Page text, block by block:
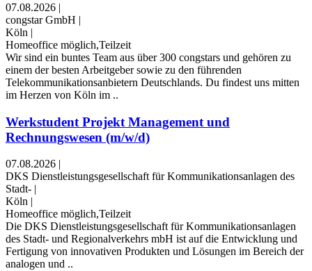
07.08.2026 |
congstar GmbH |
Köln |
Homeoffice möglich,Teilzeit
Wir sind ein buntes Team aus über 300 congstars und gehören zu
einem der besten Arbeitgeber sowie zu den führenden
Telekommunikationsanbietern Deutschlands. Du findest uns mitten
im Herzen von Köln im ..
Werkstudent Projekt Management und
Rechnungswesen (m/w/d)
07.08.2026 |
DKS Dienstleistungsgesellschaft für Kommunikationsanlagen des
Stadt- |
Köln |
Homeoffice möglich,Teilzeit
Die DKS Dienstleistungsgesellschaft für Kommunikationsanlagen
des Stadt- und Regionalverkehrs mbH ist auf die Entwicklung und
Fertigung von innovativen Produkten und Lösungen im Bereich der
analogen und ..